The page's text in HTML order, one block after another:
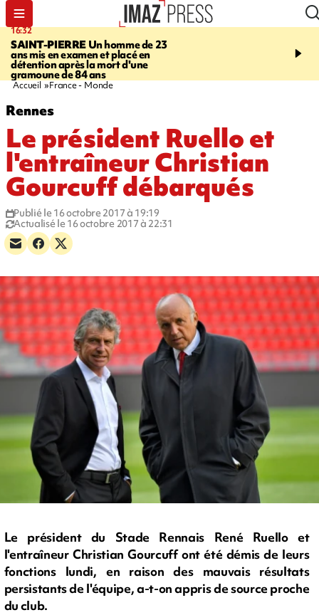
16:32
SAINT-PIERREUn homme de 23
ans mis en examen et placé en
détention après la mort d'une
gramoune de 84 ans
21:08
et Turquie scellent un
Accueil France - Monde
Rennes
Le président Ruello et
l'entraîneur Christian
Gourcuff débarqués
Publié le 16 octobre 2017 à 19:19
Actualisé le 16 octobre 2017 à 22:31
Le président du Stade Rennais René Ruello et
l'entraîneur Christian Gourcuff ont été démis de leurs
fonctions lundi, en raison des mauvais résultats
persistants de l'équipe, a-t-on appris de source proche
du club.